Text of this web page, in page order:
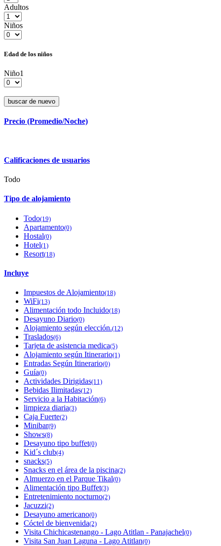
Adultos
Niños
Edad de los niños
Niño1
buscar de nuevo
Precio (Promedio/Noche)
Calificaciones de usuarios
Todo
Tipo de alojamiento
Todo(19)
Apartamento(0)
Hostal(0)
Hotel(1)
Resort(18)
Incluye
Impuestos de Alojamiento(18)
WiFi(13)
Alimentación todo Incluido(18)
Desayuno Diario(0)
Alojamiento según elección.(12)
Traslados(6)
Tarjeta de asistencia medica(5)
Alojamiento según Itinerario(1)
Entradas Según Itinerario(0)
Guía(0)
Actividades Dirigidas(11)
Bebidas Ilimitadas(12)
Servicio a la Habitación(6)
limpieza diaria(3)
Caja Fuerte(2)
Minibar(9)
Shows(8)
Desayuno tipo buffet(0)
Kid´s club(4)
snacks(5)
Snacks en el área de la piscina(2)
Almuerzo en el Parque Tikal(0)
Alimentación tipo Buffet(3)
Entretenimiento nocturno(2)
Jacuzzi(2)
Desayuno americano(0)
Cóctel de bienvenida(2)
Visita Chichicastenango - Lago Atitlan - Panajachel(0)
Visita San Juan Laguna - Lago Atitlan(0)